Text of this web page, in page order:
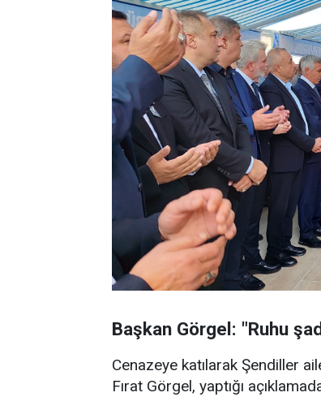
Başkan Görgel: "Ruhu
Cenazeye katılarak Şendiller
Fırat Görgel, yaptığı